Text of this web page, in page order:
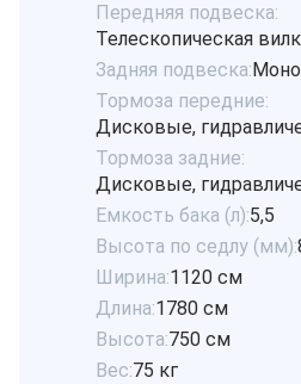
Передняя подвеска:
Телескопическая
Задняя подвеска:
Тормоза передние:
Дисковые,
Тормоза задние:
Дисковые,
Емкость бака (л):5,5
Высота по седлу (мм):
Ширина:1120 см
Длина:1780 см
Высота:750 см
Вес:75 кг